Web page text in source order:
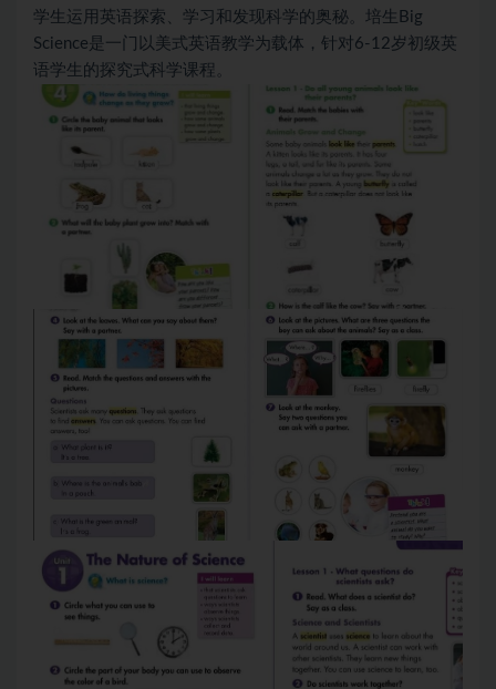
学生运用英语探索、学习和发现科学的奥秘。培生Big
Science是一门以美式英语教学为载体，针对6-12岁初级英
语学生的探究式科学课程。